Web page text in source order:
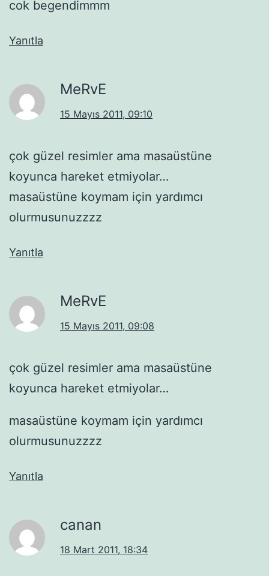
cok begendimmm
Yanıtla
MeRvE
15 Mayıs 2011, 09:10
çok güzel resimler ama masaüstüne
koyunca hareket etmiyolar…
masaüstüne koymam için yardımcı
olurmusunuzzzz
Yanıtla
MeRvE
15 Mayıs 2011, 09:08
çok güzel resimler ama masaüstüne
koyunca hareket etmiyolar…
masaüstüne koymam için yardımcı
olurmusunuzzzz
Yanıtla
canan
18 Mart 2011, 18:34